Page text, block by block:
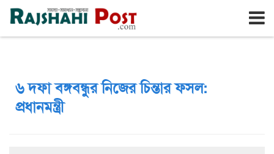
রাজশাহী রবিবার, ৯ই আগস্ট ২০২৬, ২৬শে শ্রাবণ ১৪৩৩
৬ দফা বঙ্গবন্ধুর নিজের চিন্তার ফসল:
প্রধানমন্ত্রী